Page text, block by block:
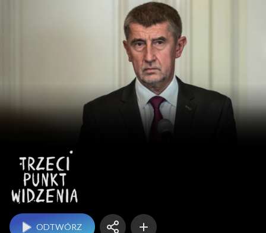
Trzeci punkt widzenia
ODTWÓRZ